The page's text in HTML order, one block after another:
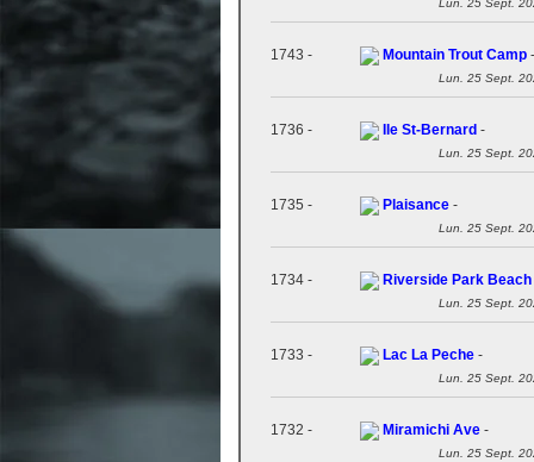
Lun. 25 Sept.
1743 - Mountain Trout Camp-
Lun. 25 Sept.
1736 - Ile St-Bernard -
Lun. 25 Sept.
1735 - Plaisance-
Lun. 25 Sept.
1734 - Riverside Park Beach
Lun. 25 Sept.
1733 - Lac La Peche-
Lun. 25 Sept.
1732 - Miramichi Ave-
Lun. 25 Sept.